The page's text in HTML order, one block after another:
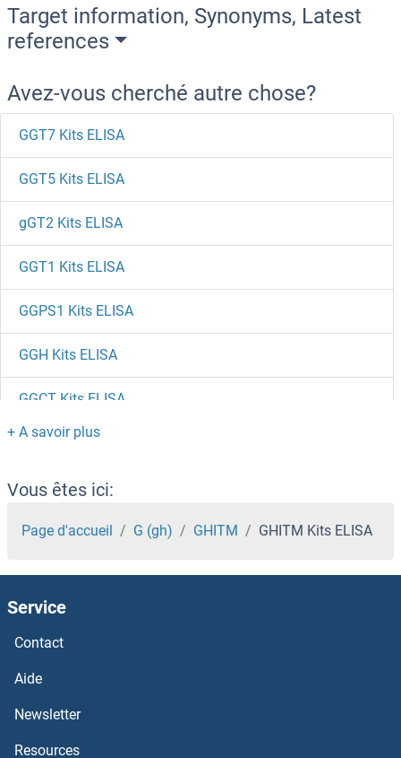
Target information, Synonyms, Latest
references
Avez-vous cherché autre chose?
GGT7 Kits ELISA
GGT5 Kits ELISA
gGT2 Kits ELISA
GGT1 Kits ELISA
GGPS1 Kits ELISA
GGH Kits ELISA
GGCT Kits ELISA
GFRA3 Kits ELISA
GFRA2 Kits ELISA
GFRA1 Kits ELISA
GFPT2 Kits ELISA
GFPT1 Kits ELISA
GFM2 Kits ELISA
GFM1 Kits ELISA
Vous êtes ici:
Page d'accueil G (gh) GHITM GHITM Kits ELISA
Service
Contact
Aide
Newsletter
Resources